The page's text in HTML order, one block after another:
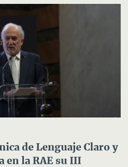
de Lenguaje Claro y
en la RAE su III